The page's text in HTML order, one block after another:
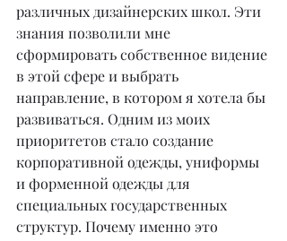
различных дизайнерских школ. Эти
знания позволили мне
сформировать собственное видение
в этой сфере и выбрать
направление, в котором я хотела бы
развиваться. Одним из моих
приоритетов стало создание
корпоративной одежды, униформы
и форменной одежды для
специальных государственных
структур. Почему именно это